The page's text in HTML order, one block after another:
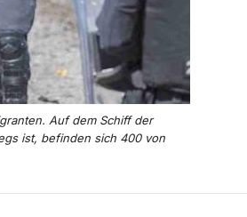
Auf dem Schiff der
ist, befinden sich 400 von